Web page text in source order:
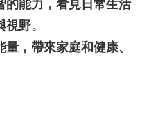
的能力，看見日常生活
野。
，帶來家庭和健康、